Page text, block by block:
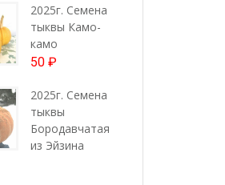
2025г. Семена
тыквы Камо-
камо
50 ₽
2025г. Семена
тыквы
Бородавчатая
из Эйзина